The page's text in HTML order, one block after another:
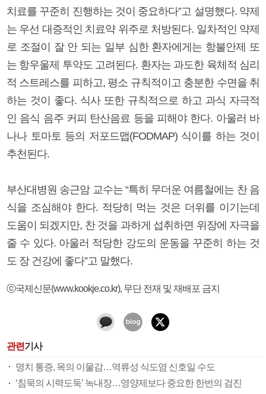
치료를 꾸준히 진행하는 것이 중요하다”고 설명했다. 약제
는 우선 대증적인 치료약 위주로 처방된다. 일차적인 약제
로 조절이 잘 안 되는 일부 심한 환자에게는 항불안제 또
는 항우울제 투약도 고려된다. 환자는 과도한 육체적 심리
적 스트레스를 피하고, 평소 규칙적이고 충분한 수면을 취
하는 것이 좋다. 식사 또한 규칙적으로 하고 과식 자극적
인 음식 음주 커피 탄산음료 등을 피해야 한다. 아울러 바
나나 토마토 등의 저포드맵(FODMAP) 식이를 하는 것이
추천된다.
부산대병원 송근암 교수는 “특히 무더운 여름철에는 찬 음
식을 조심해야 한다. 적당히 먹는 것은 더위를 이기는데
도움이 되겠지만, 찬 것을 과하게 섭취하면 위장에 자극을
줄 수 있다. 아울러 적당한 강도의 운동을 꾸준히 하는 것
도 장 건강에 좋다”고 말했다.
ⓒ국제신문(www.kookje.co.kr), 무단 전재 및 재배포 금지
관련기사
명치 통증, 목의 이물감…역류성 식도염 신호일 수도
‘침묵의 시력도둑’ 녹내장…영양제보다 중요한 한번의 검진